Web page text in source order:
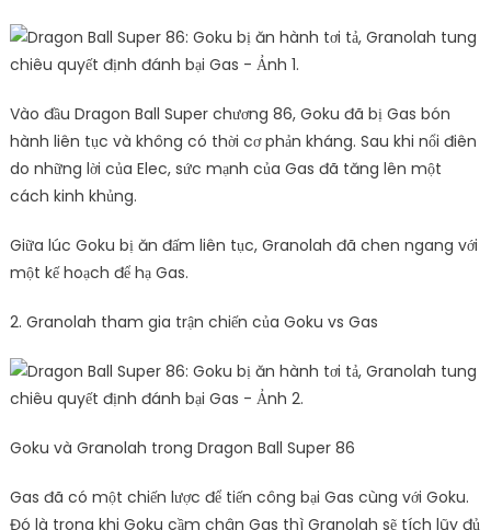
Vào đầu Dragon Ball Super chương 86, Goku đã bị Gas bón
hành liên tục và không có thời cơ phản kháng. Sau khi nổi điên
do những lời của Elec, sức mạnh của Gas đã tăng lên một
cách kinh khủng.
Giữa lúc Goku bị ăn đấm liên tục, Granolah đã chen ngang với
một kế hoạch để hạ Gas.
2. Granolah tham gia trận chiến của Goku vs Gas
Goku và Granolah trong Dragon Ball Super 86
Gas đã có một chiến lược để tiến công bại Gas cùng với Goku.
Đó là trong khi Goku cầm chân Gas thì Granolah sẽ tích lũy đủ